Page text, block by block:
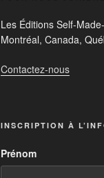
Les Éditions Self-
Montréal, Canada,
Contactez-nous
INSCRIPTION À
Prénom